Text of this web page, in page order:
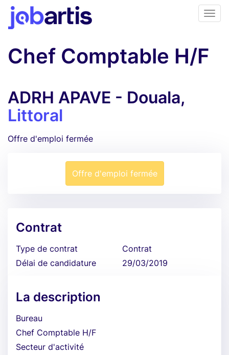
Chef Comptable H/F
ADRH APAVE - Douala,
Littoral
Offre d'emploi fermée
Offre d'emploi fermée
Contrat
Type de contrat
Contrat
Délai de candidature
29/03/2019
La description
Bureau
Chef Comptable H/F
Secteur d'activité